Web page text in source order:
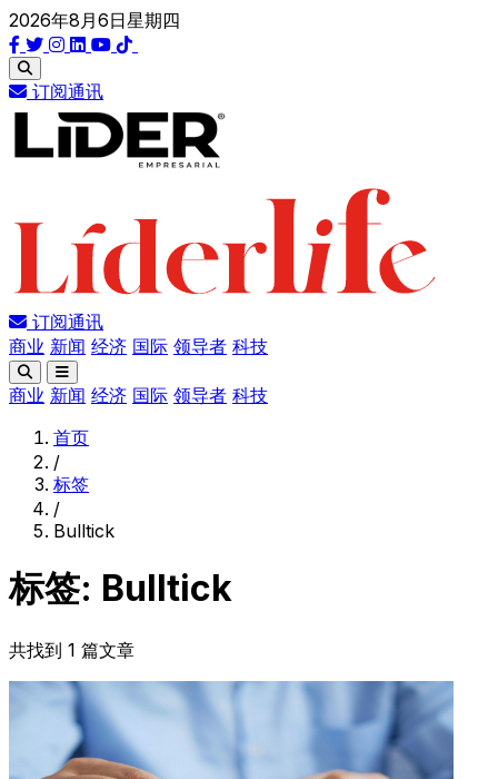
2026年8月6日星期四
订阅通讯
订阅通讯
商业 新闻 经济 国际 领导者 科技
商业 新闻 经济 国际 领导者 科技
首页
/
标签
/
Bulltick
标签: Bulltick
共找到 1 篇文章